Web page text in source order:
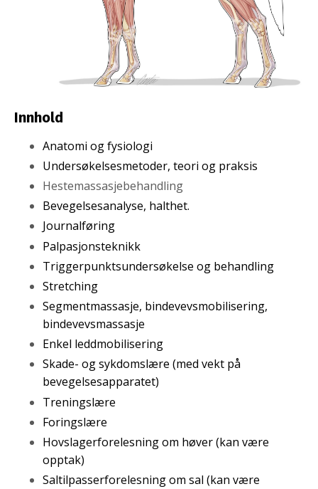
Innhold
Anatomi og fysiologi
Undersøkelsesmetoder, teori og praksis
Hestemassasjebehandling
Bevegelsesanalyse, halthet.
Journalføring
Palpasjonsteknikk
Triggerpunktsundersøkelse og behandling
Stretching
Segmentmassasje, bindevevsmobilisering,
bindevevsmassasje
Enkel leddmobilisering
Skade- og sykdomslære (med vekt på
bevegelsesapparatet)
Treningslære
Foringslære
Hovslagerforelesning om høver (kan være
opptak)
Saltilpasserforelesning om sal (kan være